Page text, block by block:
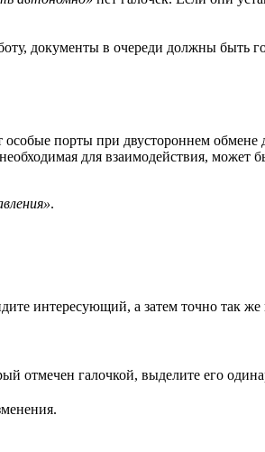
документы в очереди должны быть
порты при двустороннем
для взаимодействия,
.
интересующий, а затем точно так
отмечен галочкой, выделите его